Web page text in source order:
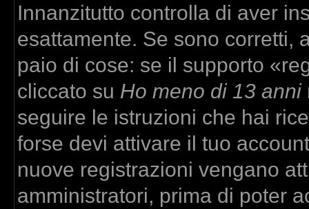
Innanzitutto controlla di aver
esattamente. Se sono corretti,
paio di cose: se il supporto
cliccato su Ho meno di 13 anni
seguire le istruzioni che hai
forse devi attivare il tuo
nuove registrazioni vengano
amministratori, prima di poter